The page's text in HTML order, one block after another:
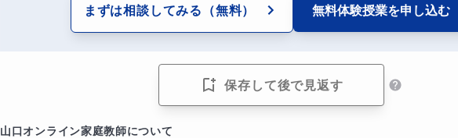
・学校の勉強に遅れてしまっている
・勉強の習慣がなかなか身につかない
まずは相談してみる （無料） 無料体験授業を申し込む
保存して後で見返す
山口オンライン家庭教師について